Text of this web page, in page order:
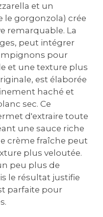
et un
gorgonzola) crée
remarquable. La
peut intégrer
pour
et une texture plus
est élaborée
haché et
sec. Ce
d'extraire toute
une sauce riche
crème fraîche peut
plus veloutée.
peu plus de
le résultat justifie
parfaite pour